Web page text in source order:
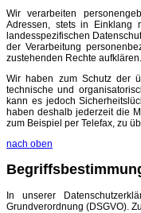
Wir verarbeiten
Adressen, stets in Einklang
landesspezifischen
der Verarbeitung
zustehenden Rechte aufklären.
Wir haben zum Schutz der
technische und
kann es jedoch
haben deshalb jederzeit die
zum Beispiel per Telefax, zu
nach oben
In unserer
Grundverordnung (DSGVO).